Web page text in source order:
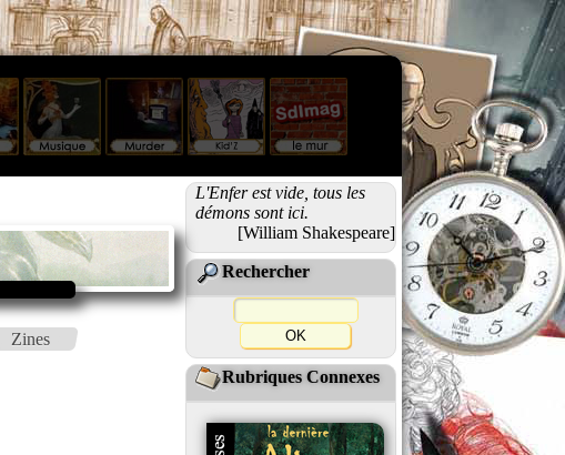
Zines
L'Enfer est vide, tous les
démons sont ici.
[William Shakespeare]
Rechercher
Rubriques Connexes